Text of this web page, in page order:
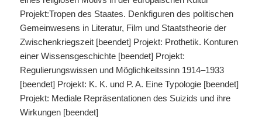
Projekt:Tropen des Staates. Denkfiguren des politischen
Gemeinwesens in Literatur, Film und Staatstheorie der
Zwischenkriegszeit [beendet] Projekt: Prothetik. Konturen
einer Wissensgeschichte [beendet] Projekt:
Regulierungswissen und Möglichkeitssinn 1914–1933
[beendet] Projekt: K. K. und P. A. Eine Typologie [beendet]
Projekt: Mediale Repräsentationen des Suizids und ihre
Wirkungen [beendet]